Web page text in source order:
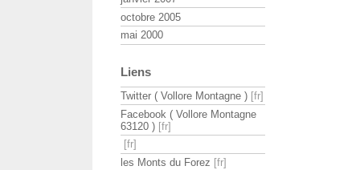
octobre 2005
mai 2000
Liens
Twitter ( Vollore Montagne )
Facebook ( Vollore Montagne
63120 )
les Monts du Forez